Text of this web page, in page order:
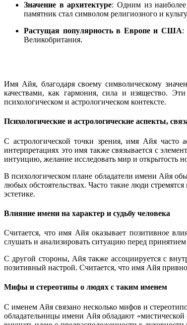
Значение в архитектуре: Одним из
памятник стал символом религиозного и
Растущая популярность в Европе и США:
Великобритания.
Имя Айя, благодаря своему символическому
качествами, как гармония, сила и изящество.
психологическом и астрологическом контексте.
Психологические и астрологические аспекты,
С астрологической точки зрения, имя Айя часто
интерпретациях это имя также связывается с
интуицию, желание исследовать мир и открытость
В психологическом плане обладатели имени Айя
любых обстоятельствах. Часто такие люди
эстетике.
Влияние имени на характер и судьбу человека
Считается, что имя Айя оказывает позитивное
слушать и анализировать ситуацию перед
С другой стороны, Айя также ассоциируется с
позитивный настрой. Считается, что имя Айя
Мифы и стереотипы о людях с таким именем
С именем Айя связано несколько мифов и
обладательницы имени Айя обладают «мистической